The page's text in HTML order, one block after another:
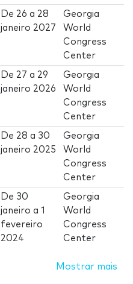
De 26 a 28
janeiro 2027
Georgia
World
Congress
Center
De 27 a 29
janeiro 2026
Georgia
World
Congress
Center
De 28 a 30
janeiro 2025
Georgia
World
Congress
Center
De 30
janeiro a1
fevereiro
2024
Georgia
World
Congress
Center
Mostrar mais